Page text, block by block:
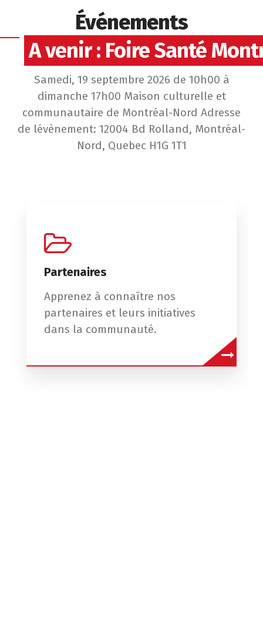
Événements
A venir : Foire Santé
Samedi, 19 septembre 2026 de 10h00 à
dimanche 17h00 Maison culturelle et
communautaire de Montréal-Nord Adresse
de lévènement: 12004 Bd Rolland, Montréal-
Nord, Quebec H1G 1T1
Partenaires
Apprenez à connaître nos
partenaires et leurs initiatives
dans la communauté.